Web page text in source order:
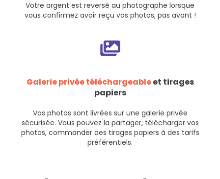
Votre argent est reversé au photographe lorsque
vous confirmez avoir reçu vos photos, pas avant !
Galerie privée téléchargeableet tirages
papiers
Vos photos sont livrées sur une galerie privée
sécurisée. Vous pouvez la partager, télécharger vos
photos, commander des tirages papiers à des tarifs
préférentiels.